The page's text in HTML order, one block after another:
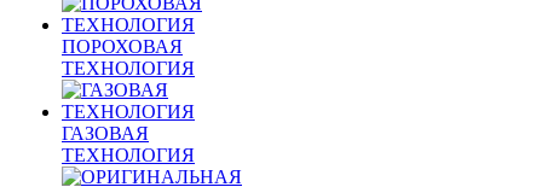
ПОРОХОВАЯ
ТЕХНОЛОГИЯ
ГАЗОВАЯ
ТЕХНОЛОГИЯ